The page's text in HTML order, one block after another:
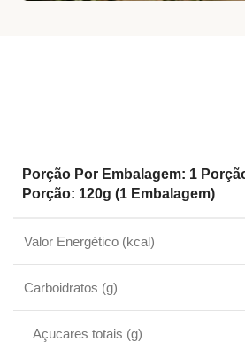
Porção Por Embalagem: 1
Porção: 120g (1 Embalagem)
Valor Energético (kcal)
Carboidratos (g)
Açucares totais (g)